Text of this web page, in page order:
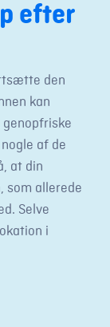
efter
den
kan
af de
at din
som allerede
Selve
i